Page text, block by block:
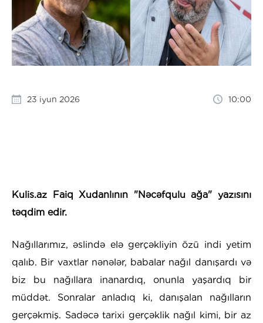
23 iyun 2026 10:00
Kulis.az Faiq Xudanlının "Nəcəfqulu ağa" yazısını
təqdim edir.
Nağıllarımız, əslində elə gerçəkliyin özü indi yetim
qalıb. Bir vaxtlar nənələr, babalar nağıl danışardı və
biz bu nağıllara inanardıq, onunla yaşardıq bir
müddət. Sonralar anladıq ki, danışalan nağılların
gerçəkmiş. Sadəcə tarixi gerçəklik nağıl kimi, bir az